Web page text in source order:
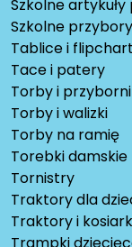
Szkolne
Szkolne
Tablice i
Tace i patery
Torby i
Torby i walizki
Torby na ramię
Torebki damskie
Tornistry
Traktory dla
Traktory i